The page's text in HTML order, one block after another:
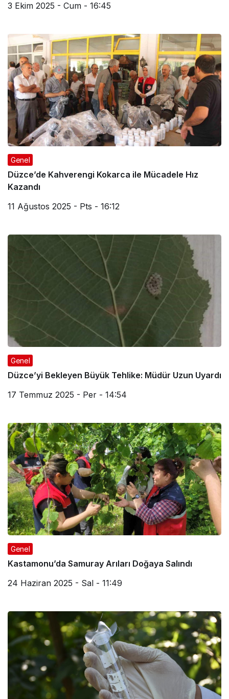
3 Ekim 2025 - Cum - 16:45
Genel
Düzce’de Kahverengi Kokarca ile Mücadele Hız
Kazandı
11 Ağustos 2025 - Pts - 16:12
Genel
Düzce’yi Bekleyen Büyük Tehlike: Müdür Uzun Uyardı
17 Temmuz 2025 - Per - 14:54
Genel
Kastamonu’da Samuray Arıları Doğaya Salındı
24 Haziran 2025 - Sal - 11:49